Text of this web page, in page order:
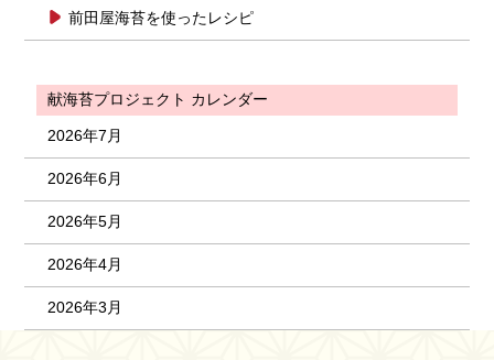
前田屋海苔を使ったレシピ
献海苔プロジェクト カレンダー
2026年7月
2026年6月
2026年5月
2026年4月
2026年3月